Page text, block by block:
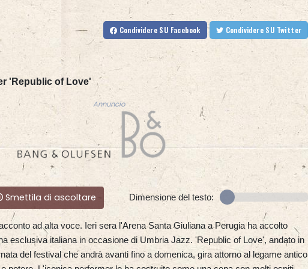
Condividere SU Facebook Condividere SU Twitter
'Republic of Love'
Annuncio
Smettila di ascoltare Dimensione del testo:
ad alta voce. Ieri sera l'Arena Santa Giuliana a Perugia ha accolto
esclusiva italiana in occasione di Umbria Jazz. 'Republic of Love', andato in
del festival che andrà avanti fino a domenica, gira attorno al legame antico